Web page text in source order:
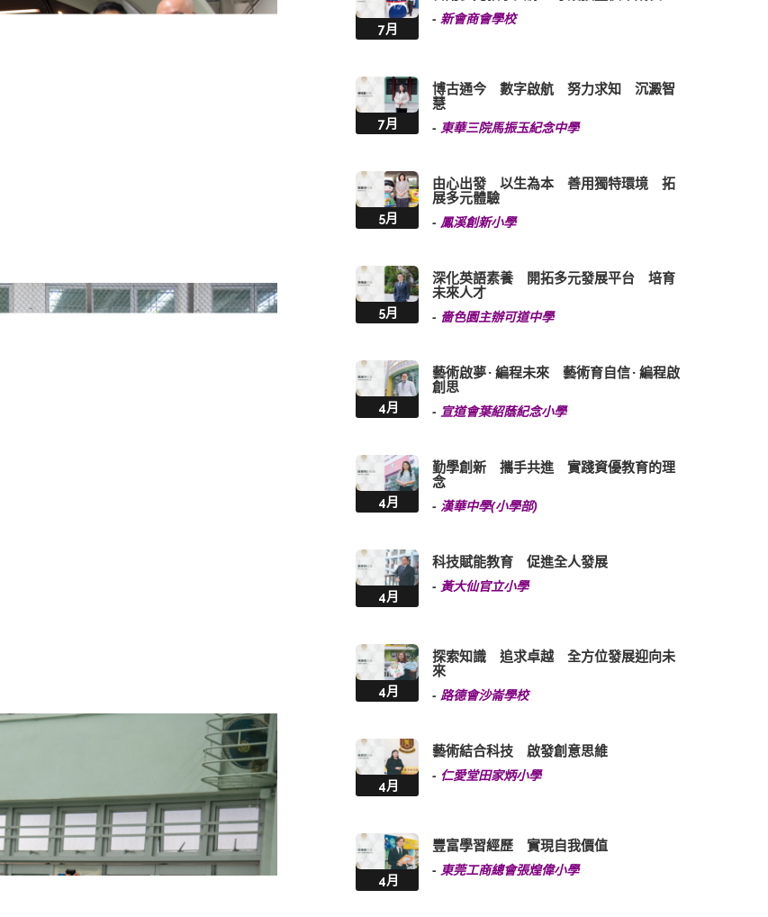
7月
-新會商會學校
7月
博古通今 數字啟航 努力求知 沉澱智
慧
-東華三院馬振玉紀念中學
5月
由心出發 以生為本 善用獨特環境 拓
展多元體驗
-鳳溪創新小學
5月
深化英語素養 開拓多元發展平台 培育
未來人才
- 嗇色園主辦可道中學
4月
藝術啟夢 · 編程未來 藝術育自信 · 編程啟
創思
- 宣道會葉紹蔭紀念小學
4月
勤學創新 攜手共進 實踐資優教育的理
念
- 漢華中學(小學部)
4月
科技賦能教育 促進全人發展
-黃大仙官立小學
4月
探索知識 追求卓越 全方位發展迎向未
來
-路德會沙崙學校
4月
藝術結合科技 啟發創意思維
- 仁愛堂田家炳小學
4月
豐富學習經歷 實現自我價值
-東莞工商總會張煌偉小學